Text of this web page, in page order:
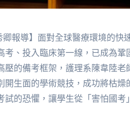
卿報導】面對全球醫療環境的
考、投入臨床第一線，已成為
壓的備考框架，護理系陳韋陸
開生面的學術競技，成功將枯
試的恐懼，讓學生從「害怕國